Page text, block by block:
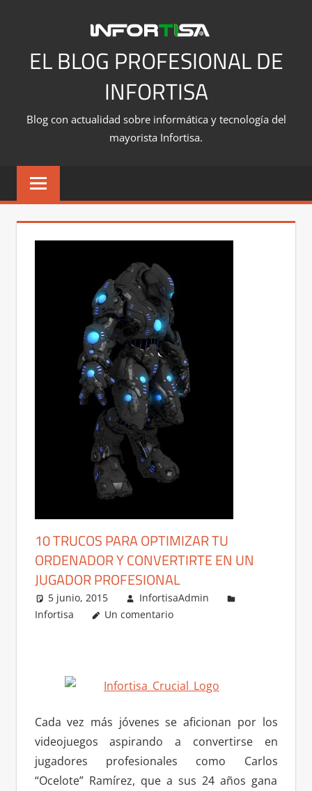
contenidoEL BLOG PROFESIONAL DE
INFORTISA
Blog con actualidad sobre informática y tecnología del
mayorista Infortisa.
10 TRUCOS PARA OPTIMIZAR TU
ORDENADOR Y CONVERTIRTE EN UN
JUGADOR PROFESIONAL
5 junio, 2015
InfortisaAdmin
Infortisa
Un comentario
Cada vez más jóvenes se aficionan por los
videojuegos aspirando a convertirse en
jugadores profesionales como Carlos
“Ocelote” Ramírez, que a sus 24 años gana